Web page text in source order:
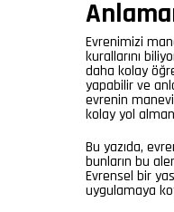
Evrenimizi
kurallarını
daha kolay
yapabilir ve
evrenin
kolay yol
Bu yazıda,
bunların bu
Evrensel bir
uygulamaya